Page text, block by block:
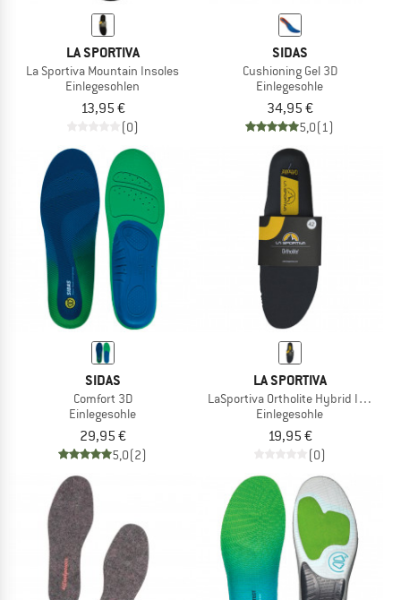
LA SPORTIVA
La Sportiva Mountain Insoles
Einlegesohlen
13,95 €
(0)
SIDAS
Cushioning Gel 3D
Einlegesohle
34,95 €
5,0(1)
SIDAS
Comfort 3D
Einlegesohle
29,95 €
5,0(2)
LA SPORTIVA
LaSportiva Ortholite Hybrid Insoles
Einlegesohle
19,95 €
(0)